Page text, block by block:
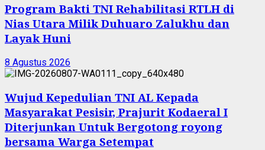
Program Bakti TNI Rehabilitasi RTLH di
Nias Utara Milik Duhuaro Zalukhu dan
Layak Huni
8 Agustus 2026
Wujud Kepedulian TNI AL Kepada
Masyarakat Pesisir, Prajurit Kodaeral I
Diterjunkan Untuk Bergotong royong
bersama Warga Setempat